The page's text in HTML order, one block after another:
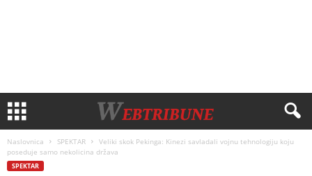
Naslovnica SPEKTAR
Veliki skok Pekinga: Kinezi savladali vojnu tehnologiju koju
poseduje samo nekolicina država
SPEKTAR